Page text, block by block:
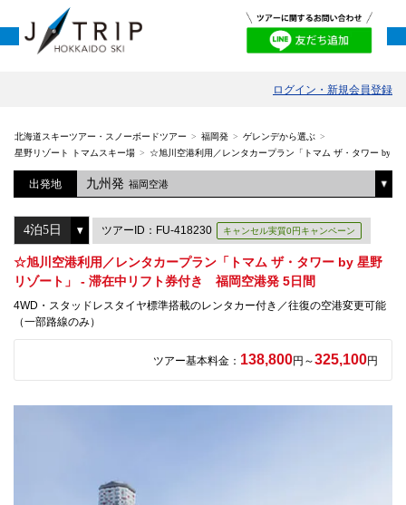
ログイン・新規会員登録
北海道スキーツアー・スノーボードツアー 福岡発
ゲレンデから選ぶ
星野リゾート トマムスキー場
☆旭川空港利用／レンタカープラン「トマム ザ・タワー by
出発地 九州発 福岡空港
ツアーID：FU-418230 キャンセル実質0円キャンペーン
☆旭川空港利用／レンタカープラン「トマム ザ・タワー by 星野
リゾート」 - 滞在中リフト券付き 福岡空港発 5日間
4WD・スタッドレスタイヤ標準搭載のレンタカー付き／往復の空港変更可能
（一部路線のみ）
ツアー基本料金： 138,800円～325,100円